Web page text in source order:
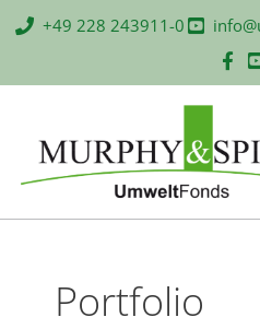
Inhalt +49 228 243911-0
Portfolio
nach: